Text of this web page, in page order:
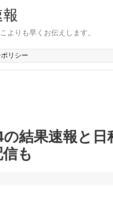
よりも早くお伝えします。
リシー
結果速報と日
も